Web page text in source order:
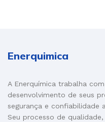
Enerquimica
A Enerquímica trabalha
desenvolvimento de seus
segurança e confiabilidade
Seu processo de